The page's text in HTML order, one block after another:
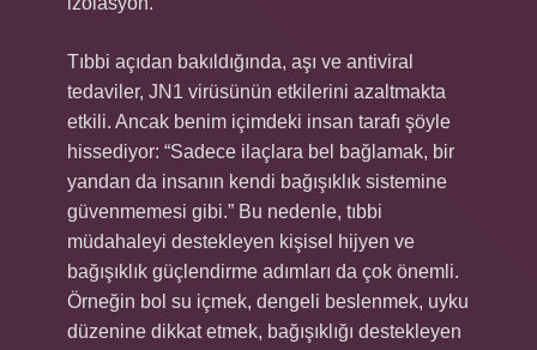
Tıbbi açıdan bakıldığında, aşı ve antiviral
tedaviler, JN1 virüsünün etkilerini azaltmakta
etkili. Ancak benim içimdeki insan tarafı şöyle
hissediyor: “Sadece ilaçlara bel bağlamak, bir
yandan da insanın kendi bağışıklık sistemine
güvenmemesi gibi.” Bu nedenle, tıbbi
müdahaleyi destekleyen kişisel hijyen ve
bağışıklık güçlendirme adımları da çok önemli.
Örneğin bol su içmek, dengeli beslenmek, uyku
düzenine dikkat etmek, bağışıklığı destekleyen